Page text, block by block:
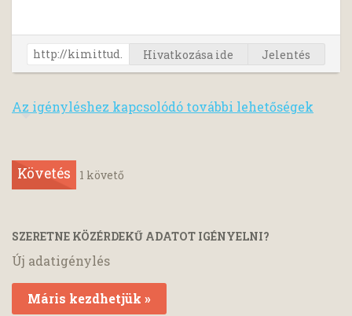
Hivatkozása ide Jelentés
Az igényléshez kapcsolódó további lehetőségek
Követés 1 követő
SZERETNE KÖZÉRDEKŰ ADATOT IGÉNYELNI?
Új adatigénylés
Máris kezdhetjük »